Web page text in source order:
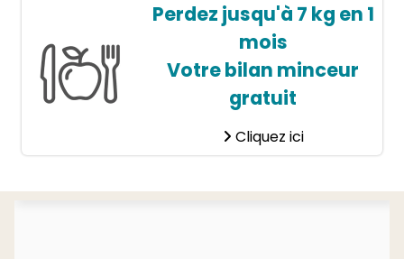
Perdez jusqu'à 7 kg en 1
mois
Votre bilan minceur
gratuit
Cliquez ici